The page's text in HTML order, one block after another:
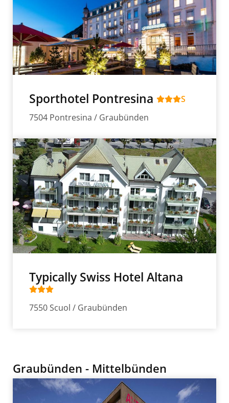
Sporthotel Pontresina
S
7504 Pontresina / Graubünden
Typically Swiss Hotel Altana
7550 Scuol / Graubünden
Graubünden - Mittelbünden